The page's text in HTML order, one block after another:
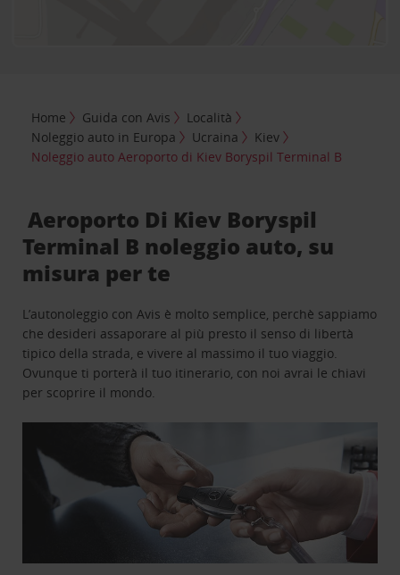
Home Guida con Avis
Località
Noleggio auto in Europa
Ucraina
Kiev
Noleggio auto Aeroporto di Kiev Boryspil Terminal B
Aeroporto Di Kiev Boryspil
Terminal B noleggio auto, su
misura per te
L’autonoleggio con Avis è molto semplice, perchè sappiamo
che desideri assaporare al più presto il senso di libertà
tipico della strada, e vivere al massimo il tuo viaggio.
Ovunque ti porterà il tuo itinerario, con noi avrai le chiavi
per scoprire il mondo.